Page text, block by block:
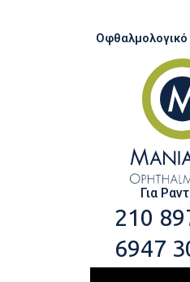
Οφθαλμολογικό
Για
210
6947